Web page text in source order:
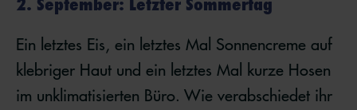
Ein letztes Eis, ein letztes Mal Sonnencreme auf
klebriger Haut und ein letztes Mal kurze Hosen
im unklimatisierten Büro. Wie verabschiedet ihr